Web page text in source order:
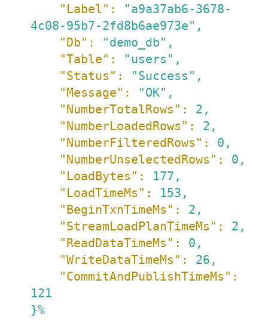
"Label":
"a9a37ab6-3678-
4c08-95b7-2fd8b6ae973e" ,
"Db":
"demo_db" ,
"Table":
"users" ,
"Status":
"Success" ,
"Message":
"OK" ,
"NumberTotalRows":
2 ,
"NumberLoadedRows":
2 ,
"NumberFilteredRows":
0 ,
"NumberUnselectedRows":
0 ,
"LoadBytes":
177 ,
"LoadTimeMs":
153 ,
"BeginTxnTimeMs":
2 ,
"StreamLoadPlanTimeMs":
2 ,
"ReadDataTimeMs":
0 ,
"WriteDataTimeMs":
26 ,
"CommitAndPublishTimeMs":
121
}%